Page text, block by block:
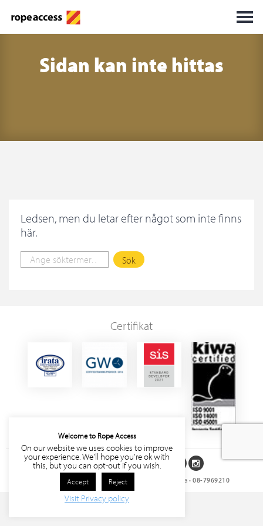
Sidan kan inte hittas
Ledsen, men du letar efter något som inte finns
här.
Certifikat
Följ oss på sociala medier
Rope Access Sverige AB • Storgatan 27, 171 63 Solna • 08-7969210
Welcome to Rope Access
On our website we uses cookies to improve
your experience. We'll hope you're ok with
this, but you can opt-out if you wish.
Accept Reject
Visit Privacy policy